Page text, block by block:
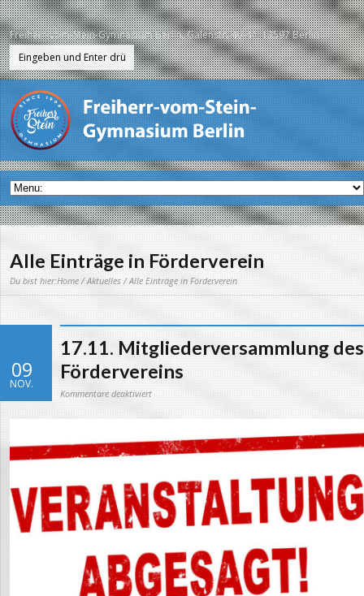
Freiherr-vom-Stein-Gymnasium Berlin, Galenstr. 40-44, 13597 Berlin
Alle Einträge in Förderverein
Du bist hier:Home/Aktuelles/ Alle Einträge in Förderverein
09
NOV.
17.11. Mitgliederversammlung des
Fördervereins
Kommentare deaktiviertfür
des